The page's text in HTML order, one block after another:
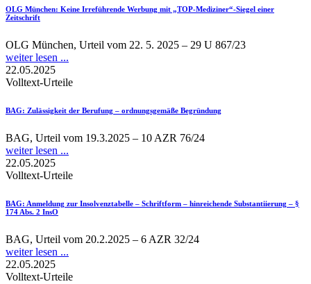
OLG München: Keine Irreführende Werbung mit „TOP-Mediziner“-Siegel einer
Zeitschrift
OLG München, Urteil vom 22. 5. 2025 – 29 U 867/23
weiter lesen ...
22.05.2025
Volltext-Urteile
BAG: Zulässigkeit der Berufung – ordnungsgemäße Begründung
BAG, Urteil vom 19.3.2025 – 10 AZR 76/24
weiter lesen ...
22.05.2025
Volltext-Urteile
BAG: Anmeldung zur Insolvenztabelle – Schriftform – hinreichende Substantiierung – §
174 Abs. 2 InsO
BAG, Urteil vom 20.2.2025 – 6 AZR 32/24
weiter lesen ...
22.05.2025
Volltext-Urteile